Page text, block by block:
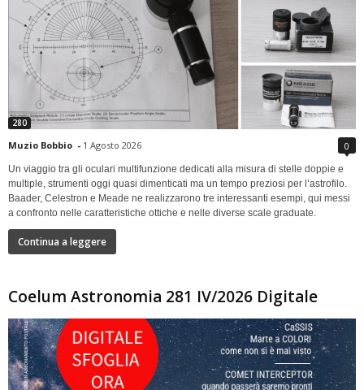
280
Muzio Bobbio - 1 Agosto 2026 0
Un viaggio tra gli oculari multifunzione dedicati alla misura di stelle doppie e
multiple, strumenti oggi quasi dimenticati ma un tempo preziosi per l’astrofilo.
Baader, Celestron e Meade ne realizzarono tre interessanti esempi, qui messi
a confronto nelle caratteristiche ottiche e nelle diverse scale graduate.
Continua a leggere
Coelum Astronomia 281 IV/2026 Digitale